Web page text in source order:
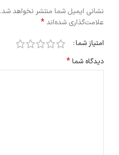
نشانی ایمیل شما منتشر نخواهد شد.
علامت‌گذاری شده‌اند*
امتیاز شما
دیدگاه شما*